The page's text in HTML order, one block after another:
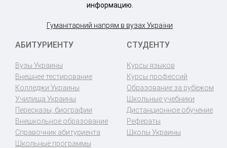
информацию.
Гуманітарний напрям в вузах України
АБИТУРИЕНТУ
Вузы Украины
Внешнее тестирование
Колледжи Украины
Училища Украины
Пересказы, биографии
Внешкольное образование
Справочник абитуриента
Школьные программы
СТУДЕНТУ
Курсы языков
Курсы профессий
Образование за рубежом
Школьные учебники
Дистанционное обучение
Рефераты
Школы Украины